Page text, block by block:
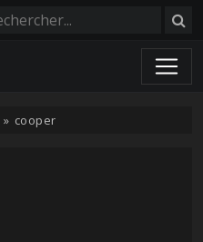
» cooper